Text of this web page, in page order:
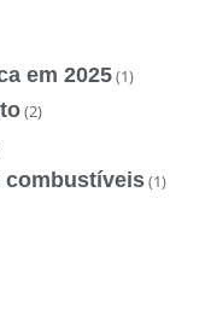
em 2025(1)
(2)
combustíveis(1)